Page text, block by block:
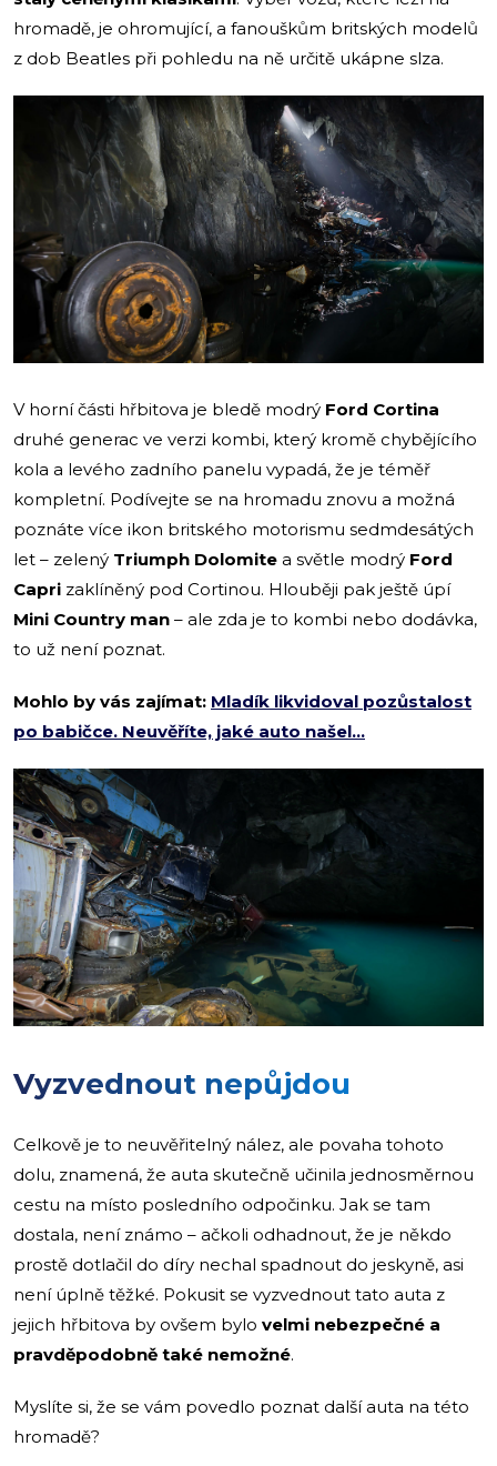
hromadě, je ohromující, a fanouškům britských modelů
z dob Beatles při pohledu na ně určitě ukápne slza.
V horní části hřbitova je bledě modrý Ford Cortina
druhé generac ve verzi kombi, který kromě chybějícího
kola a levého zadního panelu vypadá, že je téměř
kompletní. Podívejte se na hromadu znovu a možná
poznáte více ikon britského motorismu sedmdesátých
let – zelený Triumph Dolomite a světle modrý Ford
Capri zaklíněný pod Cortinou. Hlouběji pak ještě úpí
Mini Country man – ale zda je to kombi nebo dodávka,
to už není poznat.
Mohlo by vás zajímat: Mladík likvidoval pozůstalost
po babičce. Neuvěříte, jaké auto našel…
Vyzvednout nepůjdou
Celkově je to neuvěřitelný nález, ale povaha tohoto
dolu, znamená, že auta skutečně učinila jednosměrnou
cestu na místo posledního odpočinku. Jak se tam
dostala, není známo – ačkoli odhadnout, že je někdo
prostě dotlačil do díry nechal spadnout do jeskyně, asi
není úplně těžké. Pokusit se vyzvednout tato auta z
jejich hřbitova by ovšem bylo velmi nebezpečné a
pravděpodobně také nemožné.
Myslíte si, že se vám povedlo poznat další auta na této
hromadě?